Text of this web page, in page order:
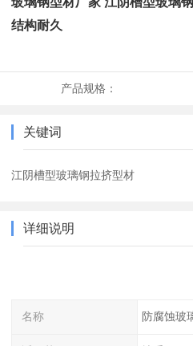
结构耐久
产品规格：
关键词
江阴槽型玻璃钢拉挤型材
详细说明
名称 防腐蚀玻